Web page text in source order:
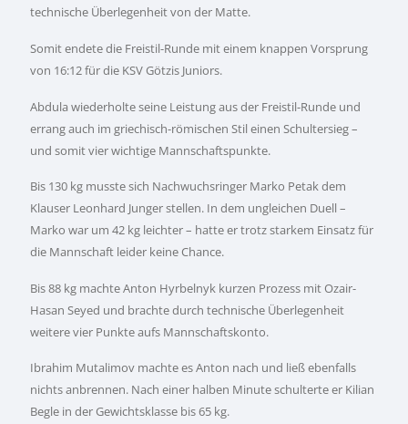
technische Überlegenheit von der Matte.
Somit endete die Freistil-Runde mit einem knappen Vorsprung
von 16:12 für die KSV Götzis Juniors.
Abdula wiederholte seine Leistung aus der Freistil-Runde und
errang auch im griechisch-römischen Stil einen Schultersieg –
und somit vier wichtige Mannschaftspunkte.
Bis 130 kg musste sich Nachwuchsringer Marko Petak dem
Klauser Leonhard Junger stellen. In dem ungleichen Duell –
Marko war um 42 kg leichter – hatte er trotz starkem Einsatz für
die Mannschaft leider keine Chance.
Bis 88 kg machte Anton Hyrbelnyk kurzen Prozess mit Ozair-
Hasan Seyed und brachte durch technische Überlegenheit
weitere vier Punkte aufs Mannschaftskonto.
Ibrahim Mutalimov machte es Anton nach und ließ ebenfalls
nichts anbrennen. Nach einer halben Minute schulterte er Kilian
Begle in der Gewichtsklasse bis 65 kg.